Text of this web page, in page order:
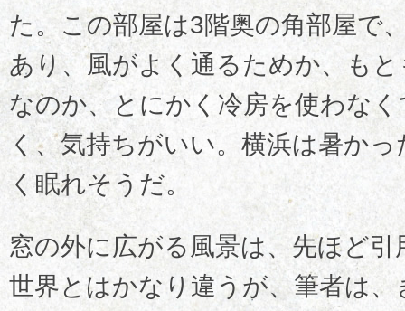
た。この部屋は3階奥の角部屋で
あり、風がよく通るためか、も
なのか、とにかく冷房を使わな
く、気持ちがいい。横浜は暑か
く眠れそうだ。
窓の外に広がる風景は、先ほど
世界とはかなり違うが、筆者は